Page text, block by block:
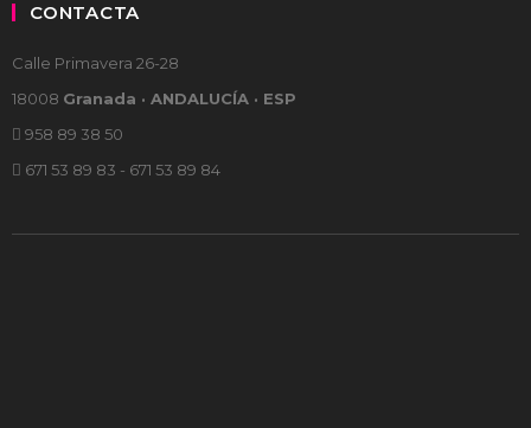
CONTACTA
Calle Primavera 26-28
18008 Granada · ANDALUCÍA · ESP
958 89 38 50
671 53 89 83 - 671 53 89 84